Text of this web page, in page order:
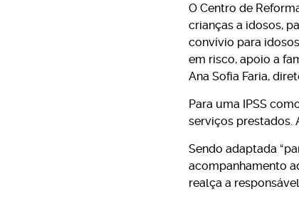
O Centro de
crianças a idosos,
convívio para
em risco, apoio a
Ana Sofia Faria,
Para uma IPSS
serviços prestados.
Sendo adaptada
acompanhamento
realça a